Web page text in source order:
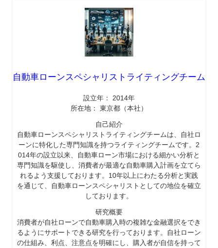
自動車ローンスペシャリストライティングチーム
設立年： 2014年
所在地： 東京都（本社）
自己紹介
自動車ローンスペシャリストライティングチームは、自社ロ
ーンに特化した専門知識を持つライティングチームです。2
014年の設立以来、自動車ローン市場における細かい分析と
専門知識を駆使し、消費者が最適な自動車購入計画を立てら
れるよう支援しております。10年以上にわたる分析と実践
を通じて、自動車ローンスペシャリストとしての地位を確立
しております。
研究概要
消費者が自社ローンで自動車購入時の複雑な金融選択をでき
るようにサポートできる研究を行っております。自社ローン
の仕組み、利点、注意点を明確にし、購入者が自信を持って